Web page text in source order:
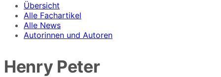
Übersicht
Alle Fachartikel
Alle News
Autorinnen und Autoren
Henry Peter